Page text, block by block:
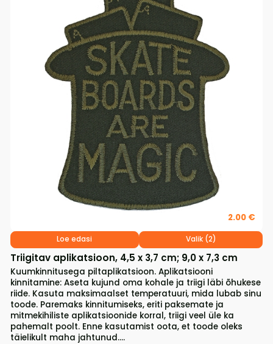
Triigitav aplikatsioon, 4,5 x 3,7 cm; 9,0 x 7,3 cm
Kuumkinnitusega piltaplikatsioon. Aplikatsiooni
kinnitamine: Aseta kujund oma kohale ja triigi läbi õhukese
riide. Kasuta maksimaalset temperatuuri, mida lubab sinu
toode. Paremaks kinnitumiseks, eriti paksemate ja
mitmekihiliste aplikatsioonide korral, triigi veel üle ka
pahemalt poolt. Enne kasutamist oota, et toode oleks
täielikult maha jahtunud....
2.00 €
Loe edasi Valik (2)